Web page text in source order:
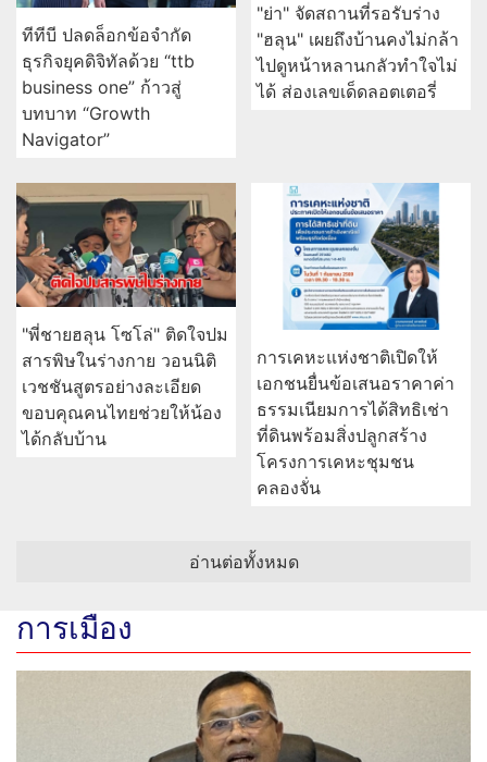
ทีทีบี ปลดล็อกข้อจำกัด
ธุรกิจยุคดิจิทัลด้วย “ttb
business one” ก้าวสู่
บทบาท “Growth
Navigator”
"ย่า" จัดสถานที่รอรับร่าง
"ฮลุน" เผยถึงบ้านคงไม่กล้า
ไปดูหน้าหลานกลัวทำใจไม่
ได้ ส่องเลขเด็ดลอตเตอรี่
"พี่ชายฮลุน โซโล่" ติดใจปม
สารพิษในร่างกาย วอนนิติ
เวชชันสูตรอย่างละเอียด
ขอบคุณคนไทยช่วยให้น้อง
ได้กลับบ้าน
การเคหะแห่งชาติเปิดให้
เอกชนยื่นข้อเสนอราคาค่า
ธรรมเนียมการได้สิทธิเช่า
ที่ดินพร้อมสิ่งปลูกสร้าง
โครงการเคหะชุมชน
คลองจั่น
อ่านต่อทั้งหมด
การเมือง